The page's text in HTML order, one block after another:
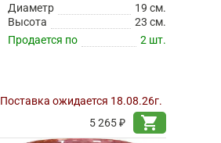
Диаметр
19 см.
Высота
23 см.
Продается по
2 шт.
Поставка ожидается 18.08.26г.
5 265 ₽
shopping_cart